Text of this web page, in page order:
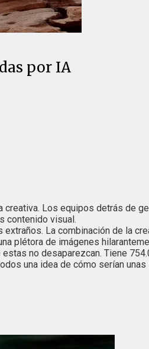
por IA
Los equipos detrás de
contenido visual.
La combinación de la
plétora de imágenes
no desaparezcan. Tiene
una idea de cómo serían